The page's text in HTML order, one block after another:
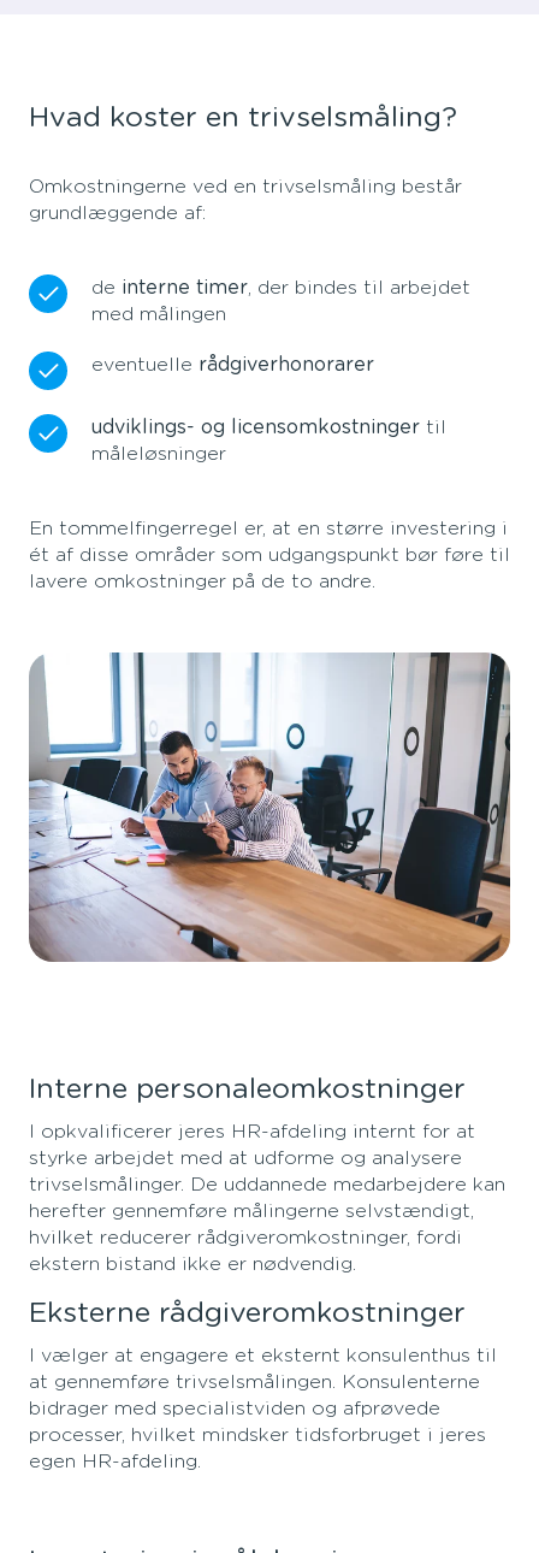
Hvad koster en trivselsmåling?
Omkostningerne ved en trivselsmåling består
grundlæggende af:
de interne timer , der bindes til arbejdet
med målingen
eventuelle rådgiverhonorarer
udviklings- og licensomkostninger til
måleløsninger
En tommelfingerregel er, at en større investering i
ét af disse områder som udgangspunkt bør føre til
lavere omkostninger på de to andre.
Interne personaleomkostninger
I opkvalificerer jeres HR-afdeling internt for at
styrke arbejdet med at udforme og analysere
trivselsmålinger. De uddannede medarbejdere kan
herefter gennemføre målingerne selvstændigt,
hvilket reducerer rådgiveromkostninger, fordi
ekstern bistand ikke er nødvendig.
Eksterne rådgiveromkostninger
I vælger at engagere et eksternt konsulenthus til
at gennemføre trivselsmålingen. Konsulenterne
bidrager med specialistviden og afprøvede
processer, hvilket mindsker tidsforbruget i jeres
egen HR-afdeling.